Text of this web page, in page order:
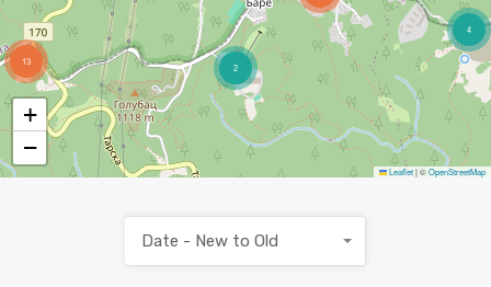
4
13
2
+
−
Leaflet|©OpenStreetMap
Date - New to Old